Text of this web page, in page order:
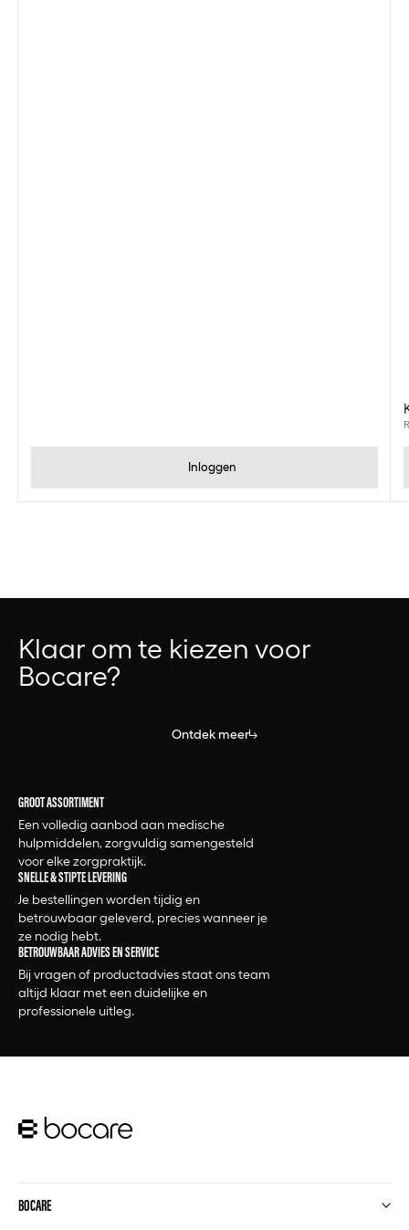
Inloggen
Klaar om te kiezen voor
Bocare?
Ontdek meer
GROOT ASSORTIMENT
Een volledig aanbod aan medische
hulpmiddelen, zorgvuldig samengesteld
voor elke zorgpraktijk.
SNELLE & STIPTE LEVERING
Je bestellingen worden tijdig en
betrouwbaar geleverd, precies wanneer je
ze nodig hebt.
BETROUWBAAR ADVIES EN SERVICE
Bij vragen of productadvies staat ons team
altijd klaar met een duidelijke en
professionele uitleg.
BOCARE